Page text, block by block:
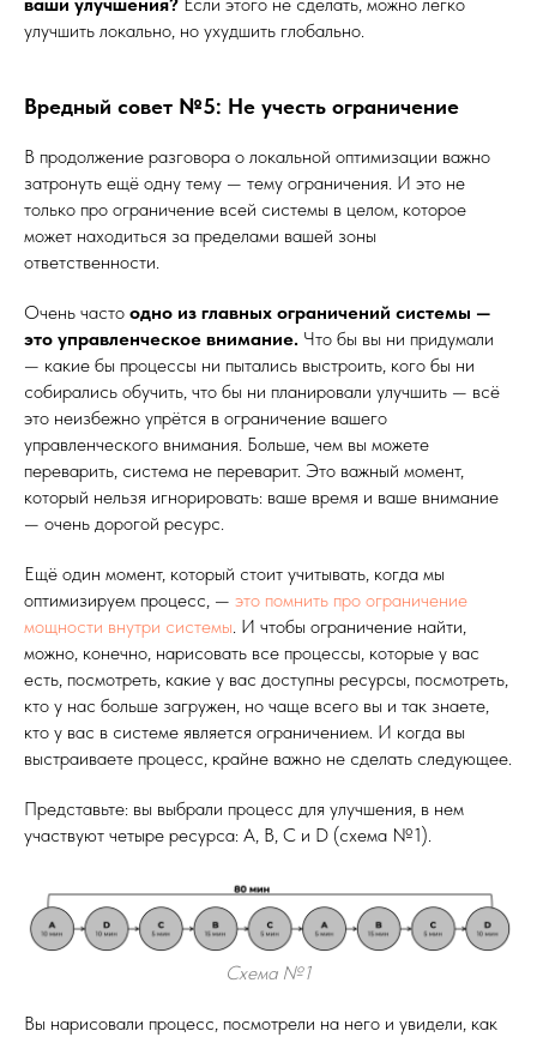
улучшить локально, но ухудшить глобально.
Вредный совет №5: Не учесть ограничение
В продолжение разговора о локальной оптимизации важно
затронуть ещё одну тему — тему ограничения. И это не
только про ограничение всей системы в целом, которое
может находиться за пределами вашей зоны
ответственности.
Очень часто одно из главных ограничений системы —
это управленческое внимание. Что бы вы ни придумали
— какие бы процессы ни пытались выстроить, кого бы ни
собирались обучить, что бы ни планировали улучшить — всё
это неизбежно упрётся в ограничение вашего
управленческого внимания. Больше, чем вы можете
переварить, система не переварит. Это важный момент,
который нельзя игнорировать: ваше время и ваше внимание
— очень дорогой ресурс.
Ещё один момент, который стоит учитывать, когда мы
оптимизируем процесс, — это помнить про ограничение
мощности внутри системы. И чтобы ограничение найти,
можно, конечно, нарисовать все процессы, которые у вас
есть, посмотреть, какие у вас доступны ресурсы, посмотреть,
кто у нас больше загружен, но чаще всего вы и так знаете,
кто у вас в системе является ограничением. И когда вы
выстраиваете процесс, крайне важно не сделать следующее.
Представьте: вы выбрали процесс для улучшения, в нем
участвуют четыре ресурса: A, B, C и D (схема №1).
Схема №1
Вы нарисовали процесс, посмотрели на него и увидели, как